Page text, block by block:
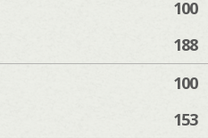
100
188
100
153